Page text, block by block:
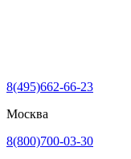
8(495)662-66-23
Москва
8(800)700-03-30